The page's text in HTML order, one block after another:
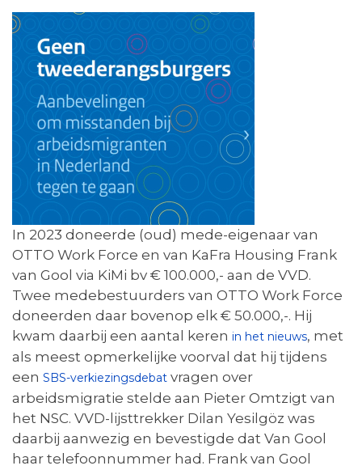
In 2023 doneerde (oud) mede-eigenaar van
OTTO Work Force en van KaFra Housing Frank
van Gool via KiMi bv € 100.000,- aan de VVD.
Twee medebestuurders van OTTO Work Force
doneerden daar bovenop elk € 50.000,-. Hij
kwam daarbij een aantal keren in het nieuws, met
als meest opmerkelijke voorval dat hij tijdens
een SBS-verkiezingsdebat vragen over
arbeidsmigratie stelde aan Pieter Omtzigt van
het NSC. VVD-lijsttrekker Dilan Yesilgöz was
daarbij aanwezig en bevestigde dat Van Gool
haar telefoonnummer had. Frank van Gool